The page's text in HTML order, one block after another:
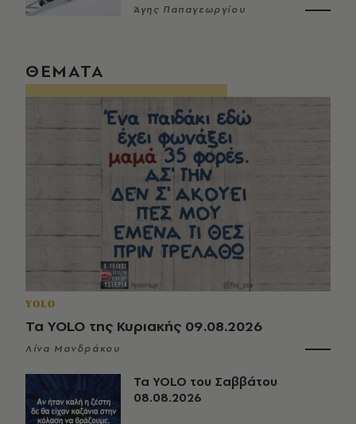
Άγης Παπαγεωργίου
ΘΕΜΑΤΑ
YOLO
Τα YOLO της Κυριακής 09.08.2026
Λίνα Μανδράκου
Τα YOLO του Σαββάτου
08.08.2026